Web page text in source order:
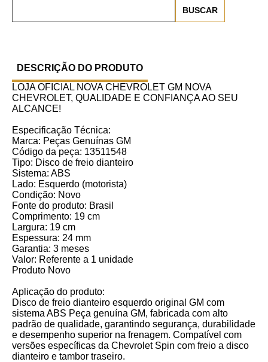
DESCRIÇÃO DO PRODUTO
LOJA OFICIAL NOVA CHEVROLET GM NOVA
CHEVROLET, QUALIDADE E CONFIANÇA AO SEU
ALCANCE!
Especificação Técnica:
Marca: Peças Genuínas GM
Código da peça: 13511548
Tipo: Disco de freio dianteiro
Sistema: ABS
Lado: Esquerdo (motorista)
Condição: Novo
Fonte do produto: Brasil
Comprimento: 19 cm
Largura: 19 cm
Espessura: 24 mm
Garantia: 3 meses
Valor: Referente a 1 unidade
Produto Novo
Aplicação do produto:
Disco de freio dianteiro esquerdo original GM com
sistema ABS Peça genuína GM, fabricada com alto
padrão de qualidade, garantindo segurança, durabilidade
e desempenho superior na frenagem. Compatível com
versões específicas da Chevrolet Spin com freio a disco
dianteiro e tambor traseiro.